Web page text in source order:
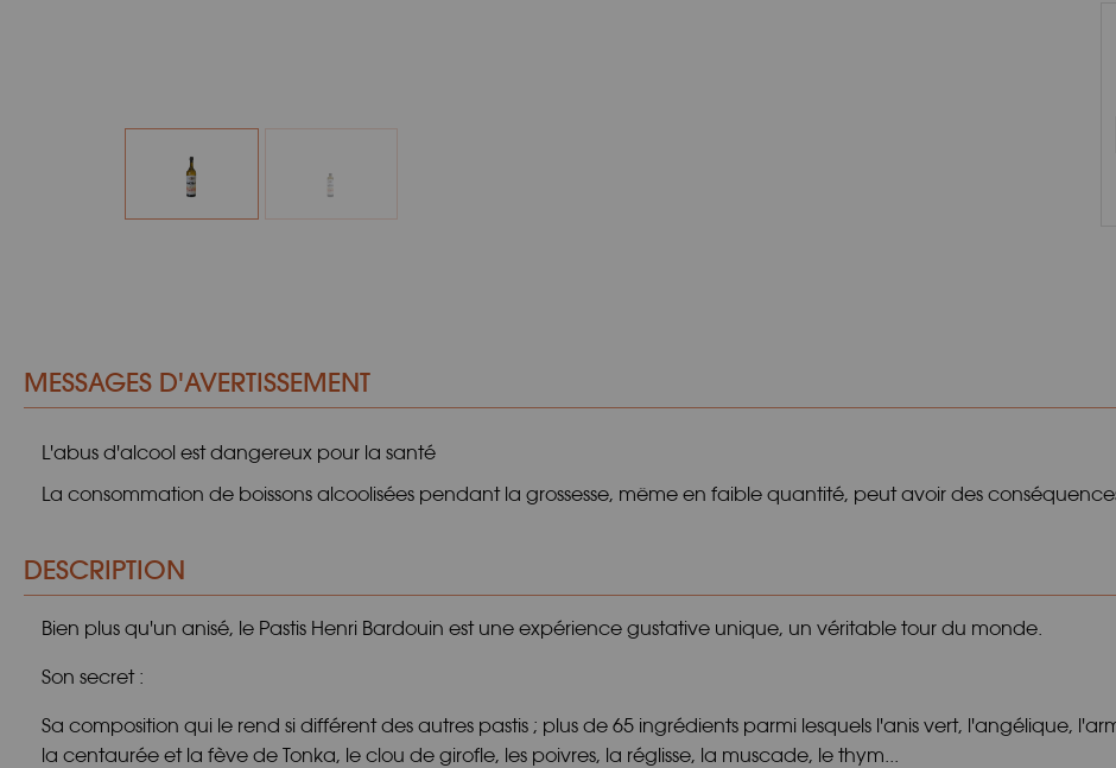
MESSAGES D'AVERTISSEMENT
L'abus d'alcool est dangereux pour la santé
La consommation de boissons alcoolisées pendant la grossesse, même en faible quantité, peut avoir des
DESCRIPTION
Bien plus qu'un anisé, le Pastis Henri Bardouin est une expérience gustative unique, un véritable tour du monde.
Son secret :
Sa composition qui le rend si différent des autres pastis ; plus de 65 ingrédients parmi lesquels l'anis vert, l'angélique,
la centaurée et la fève de Tonka, le clou de girofle, les poivres, la réglisse, la muscade, le thym...